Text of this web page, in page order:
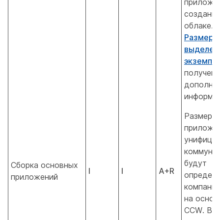
Сборка основных
приложений
I I A+R
облаке.
Размер
Размеры
будут
на
CCW. В